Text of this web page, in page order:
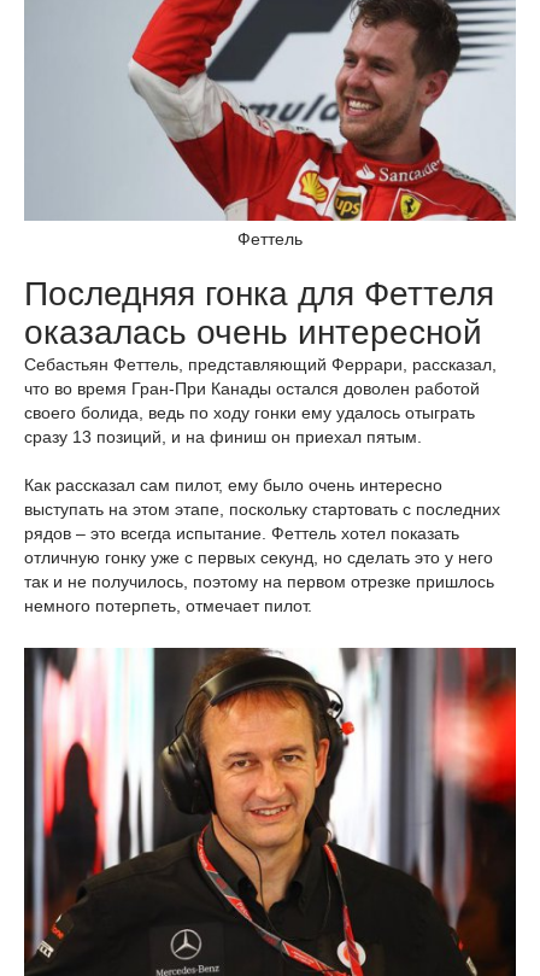
Феттель
Последняя гонка для Феттеля
оказалась очень интересной
Себастьян Феттель, представляющий Феррари, рассказал,
что во время Гран-При Канады остался доволен работой
своего болида, ведь по ходу гонки ему удалось отыграть
сразу 13 позиций, и на финиш он приехал пятым.
Как рассказал сам пилот, ему было очень интересно
выступать на этом этапе, поскольку стартовать с последних
рядов – это всегда испытание. Феттель хотел показать
отличную гонку уже с первых секунд, но сделать это у него
так и не получилось, поэтому на первом отрезке пришлось
немного потерпеть, отмечает пилот.